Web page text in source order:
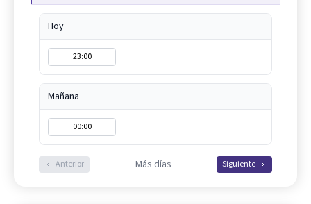
Hoy
23:00
Mañana
00:00
Anterior Más días Siguiente